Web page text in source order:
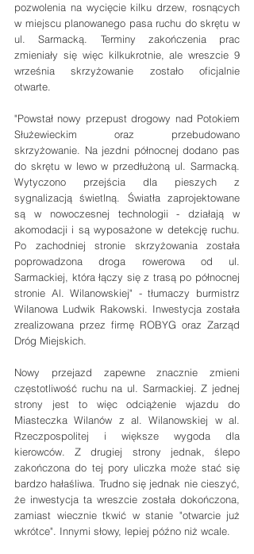
pozwolenia na wycięcie kilku drzew, rosnących
w miejscu planowanego pasa ruchu do skrętu w
ul. Sarmacką. Terminy zakończenia prac
zmieniały się więc kilkukrotnie, ale wreszcie 9
września skrzyżowanie zostało oficjalnie
otwarte.
"Powstał nowy przepust drogowy nad Potokiem
Służewieckim oraz przebudowano
skrzyżowanie. Na jezdni północnej dodano pas
do skrętu w lewo w przedłużoną ul. Sarmacką.
Wytyczono przejścia dla pieszych z
sygnalizacją świetlną. Światła zaprojektowane
są w nowoczesnej technologii - działają w
akomodacji i są wyposażone w detekcję ruchu.
Po zachodniej stronie skrzyżowania została
poprowadzona droga rowerowa od ul.
Sarmackiej, która łączy się z trasą po północnej
stronie Al. Wilanowskiej" - tłumaczy burmistrz
Wilanowa Ludwik Rakowski. Inwestycja została
zrealizowana przez firmę ROBYG oraz Zarząd
Dróg Miejskich.
Nowy przejazd zapewne znacznie zmieni
częstotliwość ruchu na ul. Sarmackiej. Z jednej
strony jest to więc odciążenie wjazdu do
Miasteczka Wilanów z al. Wilanowskiej w al.
Rzeczpospolitej i większe wygoda dla
kierowców. Z drugiej strony jednak, ślepo
zakończona do tej pory uliczka może stać się
bardzo hałaśliwa. Trudno się jednak nie cieszyć,
że inwestycja ta wreszcie została dokończona,
zamiast wiecznie tkwić w stanie "otwarcie już
wkrótce". Innymi słowy, lepiej późno niż wcale.